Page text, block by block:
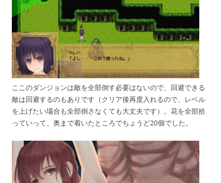
ここのダンジョンは敵を全部倒す必要はないので、回避できる
敵は回避するのもありです（クリア後再度入れるので、レベル
を上げたい場合も全部倒さなくても大丈夫です）。花を全部拾
っていって、奥まで着いたところでちょうど20個でした。